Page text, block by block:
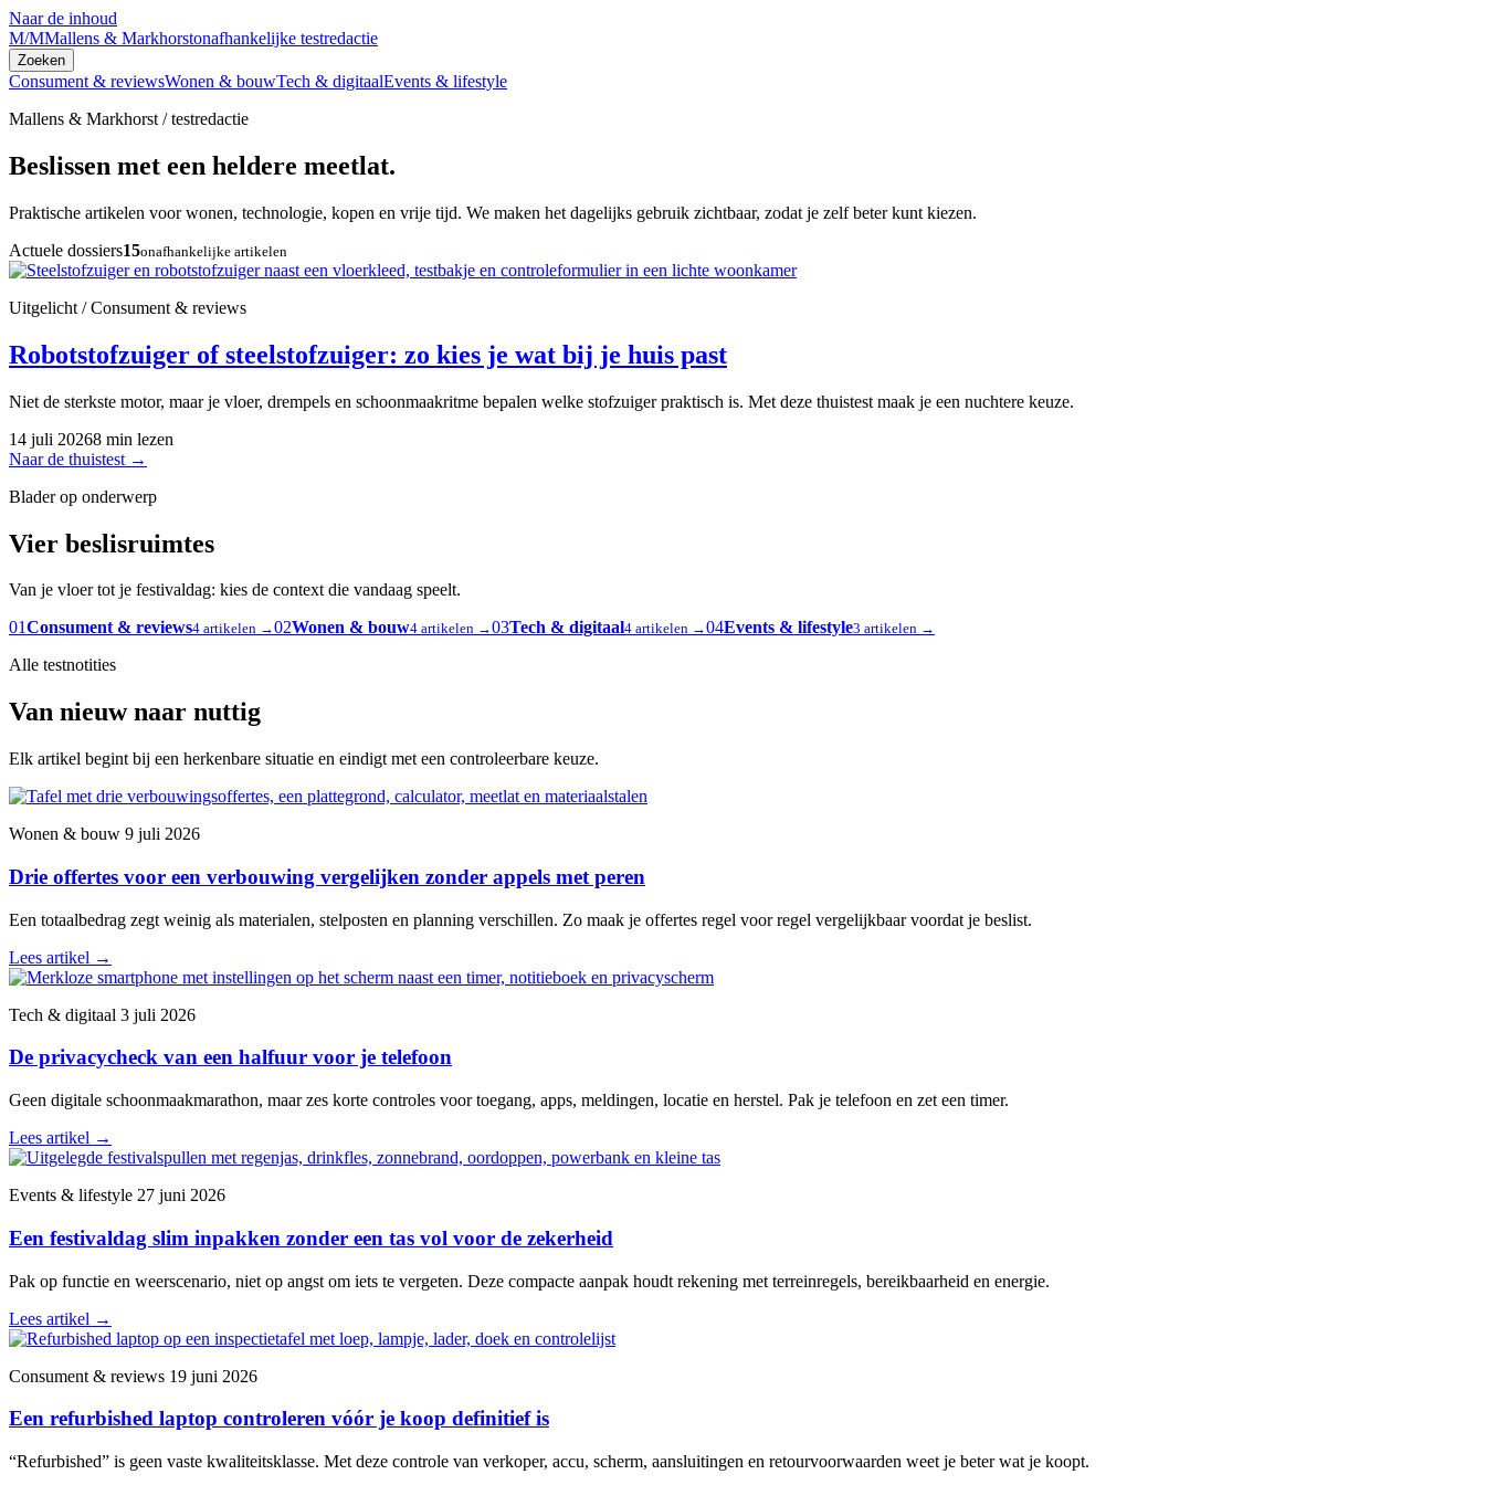
Naar de inhoud
M/MMallens & Markhorstonafhankelijke testredactie
Zoeken
Consument & reviewsWonen & bouwTech & digitaalEvents & lifestyle
Mallens & Markhorst / testredactie
Beslissen met een heldere meetlat.
Praktische artikelen voor wonen, technologie, kopen en vrije tijd. We maken het dagelijks gebruik zichtbaar, zodat je zelf beter kunt kiezen.
Actuele dossiers15onafhankelijke artikelen
Uitgelicht / Consument & reviews
Robotstofzuiger of steelstofzuiger: zo kies je wat bij je huis past
Niet de sterkste motor, maar je vloer, drempels en schoonmaakritme bepalen welke stofzuiger praktisch is. Met deze thuistest maak je een nuchtere keuze.
14 juli 20268 min lezen
Naar de thuistest →
Blader op onderwerp
Vier beslisruimtes
Van je vloer tot je festivaldag: kies de context die vandaag speelt.
01Consument & reviews4 artikelen →02Wonen & bouw4 artikelen →03Tech & digitaal4 artikelen →04Events & lifestyle3 artikelen →
Alle testnotities
Van nieuw naar nuttig
Elk artikel begint bij een herkenbare situatie en eindigt met een controleerbare keuze.
Wonen & bouw 9 juli 2026
Drie offertes voor een verbouwing vergelijken zonder appels met peren
Een totaalbedrag zegt weinig als materialen, stelposten en planning verschillen. Zo maak je offertes regel voor regel vergelijkbaar voordat je beslist.
Lees artikel →
Tech & digitaal 3 juli 2026
De privacycheck van een halfuur voor je telefoon
Geen digitale schoonmaakmarathon, maar zes korte controles voor toegang, apps, meldingen, locatie en herstel. Pak je telefoon en zet een timer.
Lees artikel →
Events & lifestyle 27 juni 2026
Een festivaldag slim inpakken zonder een tas vol voor de zekerheid
Pak op functie en weerscenario, niet op angst om iets te vergeten. Deze compacte aanpak houdt rekening met terreinregels, bereikbaarheid en energie.
Lees artikel →
Consument & reviews 19 juni 2026
Een refurbished laptop controleren vóór je koop definitief is
“Refurbished” is geen vaste kwaliteitsklasse. Met deze controle van verkoper, accu, scherm, aansluitingen en retourvoorwaarden weet je beter wat je koopt.